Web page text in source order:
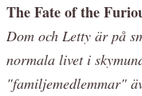
The Fate of the
Dom och Letty är på
normala livet i
"familjemedlemmar"